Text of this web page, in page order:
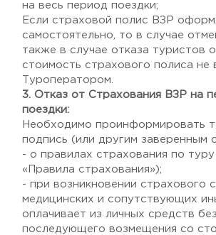
на весь период поездки;
Если страховой полис ВЗР
самостоятельно, то в случае
также в случае отказа туристов
стоимость страхового полиса не
Туроператором.
3. Отказ от Страхования ВЗР на
поездки:
Необходимо проинформировать
подпись (или другим заверенным
- о правилах страхования по
«Правила страхования»);
- при возникновении страхового
медицинских и сопутствующих
оплачивает из личных средств без
последующего возмещения со